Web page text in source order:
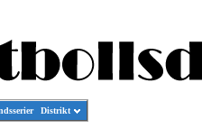
Distrikt